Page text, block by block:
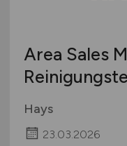
Area Sales
Hays
23.03.2026